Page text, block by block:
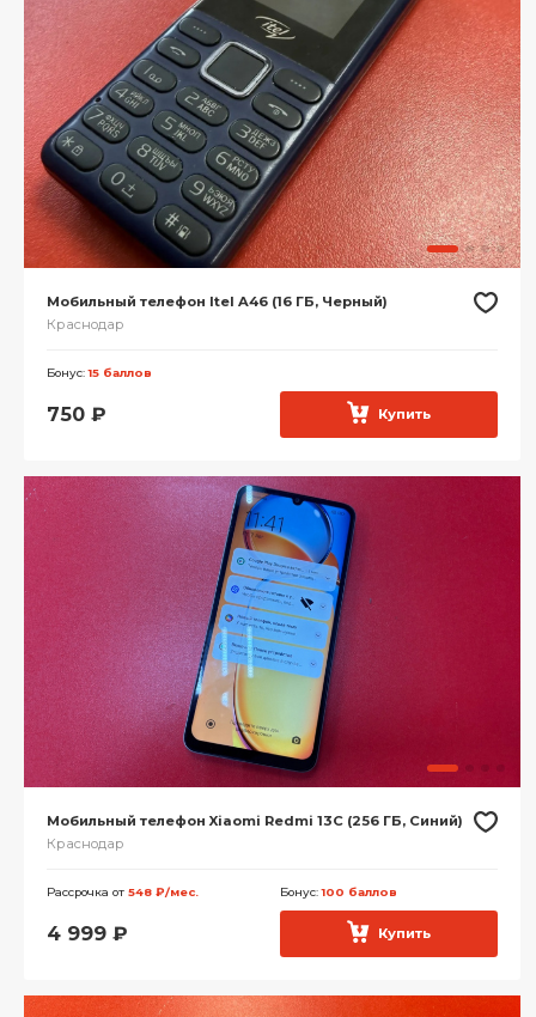
Мобильный телефон Itel A46 (16 ГБ, Черный)
Краснодар
Бонус:15 баллов
750 ₽ Купить
Мобильный телефон Xiaomi Redmi 13C (256 ГБ, Синий)
Краснодар
Рассрочка от 548 ₽/мес. Бонус:100 баллов
4 999 ₽ Купить